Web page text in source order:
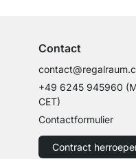
Contact
+49 6245 945960
CET)
Contactformulier
Contract